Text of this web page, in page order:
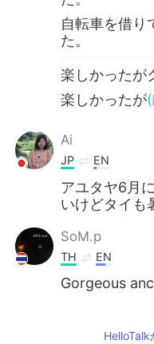
自転車を借り
た。
楽しかったが
楽しかったが
Ai
JP EN
アユタヤ6月
いけどタイ
SoM.p
TH EN
Gorgeous
ENCNIT
HelloTalk